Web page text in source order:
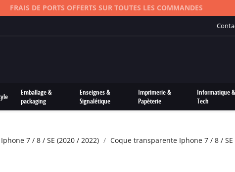
FRAIS DE PORTS OFFERTS SUR TOUTES LES COMMANDES
Emballage &
packaging
Enseignes &
Signalétique
Imprimerie &
Papèterie
Informatique
Tech
Iphone 7 / 8 / SE (2020 / 2022) Coque transparente Iphone 7 / 8 / SE